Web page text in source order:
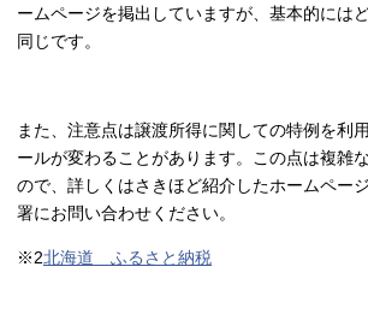
ームページを掲出していますが、基本的には
同じです。
また、注意点は譲渡所得に関しての特例を利
ールが変わることがあります。この点は複雑
ので、詳しくはさきほど紹介したホームペー
署にお問い合わせください。
※2北海道 ふるさと納税